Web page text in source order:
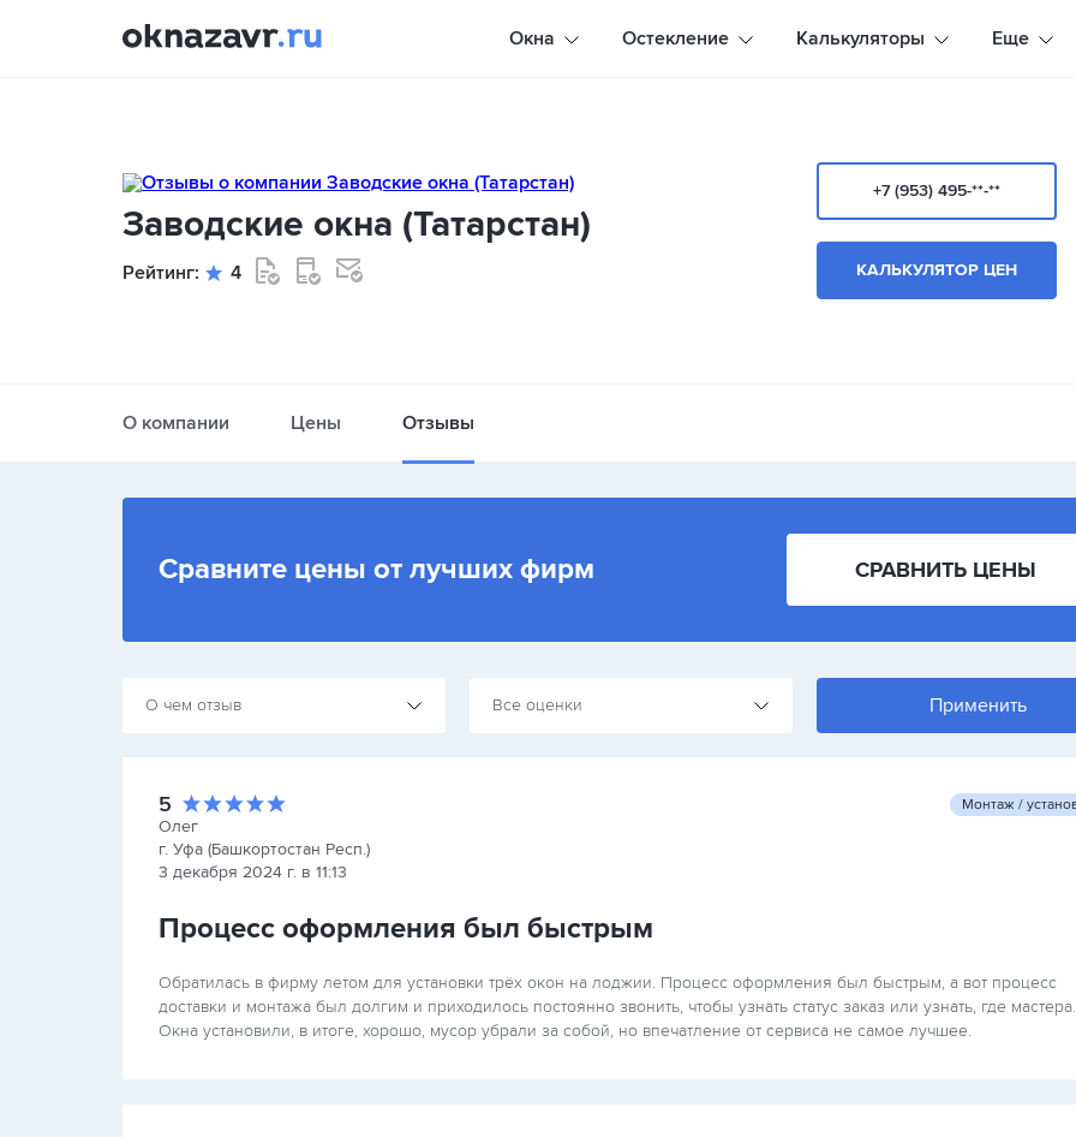
Окна Остекление Калькуляторы Еще
Заводские окна (Татарстан)
Рейтинг: 4
+7 (953) 495-**-**
КАЛЬКУЛЯТОР ЦЕН
О компании Цены Отзывы
Сравните цены от лучших фирм СРАВНИТЬ ЦЕНЫ
О чем отзыв Все оценки
5
Олег
г. Уфа (Башкортостан Респ.)
3 декабря 2024 г. в 11:13
Монтаж /
Процесс оформления был быстрым
Обратилась в фирму летом для установки трёх окон на лоджии. Процесс оформления был быстрым, а вот процесс
доставки и монтажа был долгим и приходилось постоянно звонить, чтобы узнать статус заказ или узнать, где мастера.
Окна установили, в итоге, хорошо, мусор убрали за собой, но впечатление от сервиса не самое лучшее.